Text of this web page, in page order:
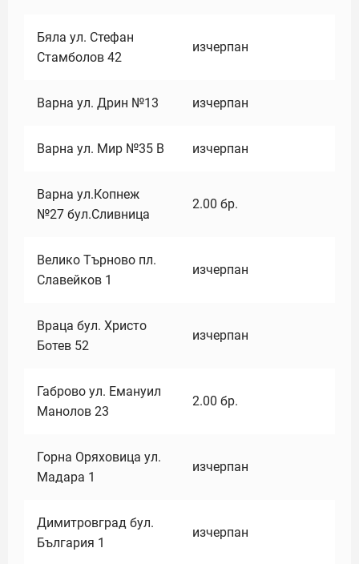
Бяла ул. Стефан
Стамболов 42
изчерпан
Варна ул. Дрин №13 изчерпан
Варна ул. Мир №35 В изчерпан
Варна ул.Копнеж
№27 бул.Сливница
2.00 бр.
Велико Търново пл.
Славейков 1
изчерпан
Враца бул. Христо
Ботев 52
изчерпан
Габрово ул. Емануил
Манолов 23
2.00 бр.
Горна Оряховица ул.
Мадара 1
изчерпан
Димитровград бул.
България 1
изчерпан